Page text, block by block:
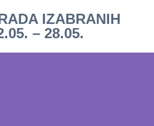
IZABRANIH
– 28.05.